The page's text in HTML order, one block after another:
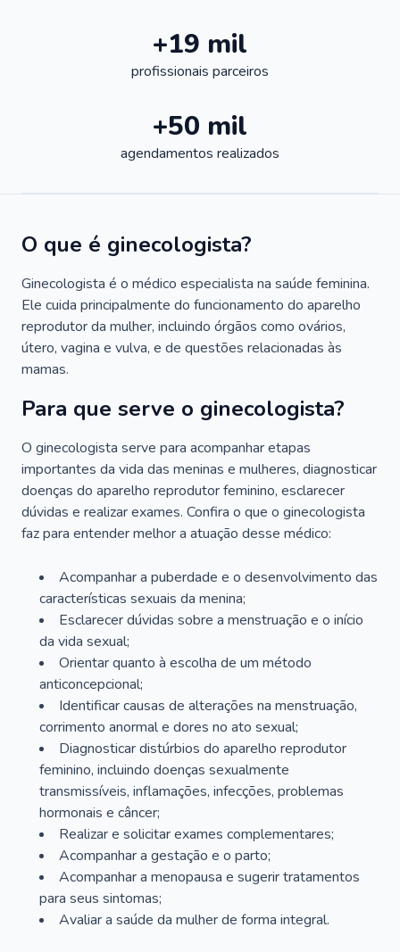
+19 mil
profissionais parceiros
+50 mil
agendamentos realizados
O que é ginecologista?
Ginecologista é o médico especialista na saúde feminina.
Ele cuida principalmente do funcionamento do aparelho
reprodutor da mulher, incluindo órgãos como ovários,
útero, vagina e vulva, e de questões relacionadas às
mamas.
Para que serve o ginecologista?
O ginecologista serve para acompanhar etapas
importantes da vida das meninas e mulheres, diagnosticar
doenças do aparelho reprodutor feminino, esclarecer
dúvidas e realizar exames. Confira o que o ginecologista
faz para entender melhor a atuação desse médico:
Acompanhar a puberdade e o desenvolvimento das
características sexuais da menina;
Esclarecer dúvidas sobre a menstruação e o início
da vida sexual;
Orientar quanto à escolha de um método
anticoncepcional;
Identificar causas de alterações na menstruação,
corrimento anormal e dores no ato sexual;
Diagnosticar distúrbios do aparelho reprodutor
feminino, incluindo doenças sexualmente
transmissíveis, inflamações, infecções, problemas
hormonais e câncer;
Realizar e solicitar exames complementares;
Acompanhar a gestação e o parto;
Acompanhar a menopausa e sugerir tratamentos
para seus sintomas;
Avaliar a saúde da mulher de forma integral.